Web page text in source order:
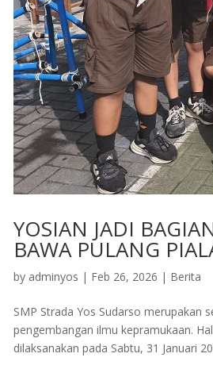
YOSIAN JADI
BAWA PULANG
by adminyos | Feb 26, 2026 | Berita
SMP Strada Yos Sudarso merupakan
pengembangan ilmu kepramukaan.
dilaksanakan pada Sabtu, 31 Januari